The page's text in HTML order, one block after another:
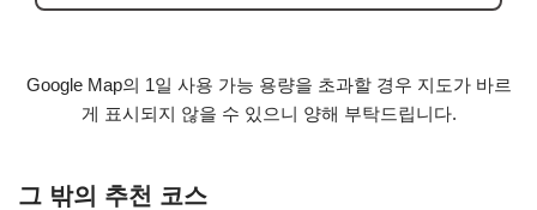
Google Map의 1일 사용 가능 용량을 초과할 경우 지도가 바르
게 표시되지 않을 수 있으니 양해 부탁드립니다.
그 밖의 추천 코스